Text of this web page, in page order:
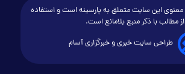
این سایت متعلق به پارسینه است و استفاده
از مطالب با ذکر منبع بلامانع است.
طراحی سایت خبری و خبرگزاری آسام